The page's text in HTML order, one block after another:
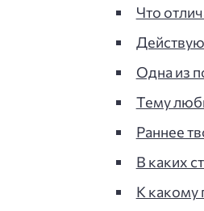
Что
Одна из
Тему
Раннее
В каких
К какому